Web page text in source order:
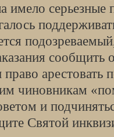
имело серьезные
сообщить
арестовать
чиновникам
и
Святой